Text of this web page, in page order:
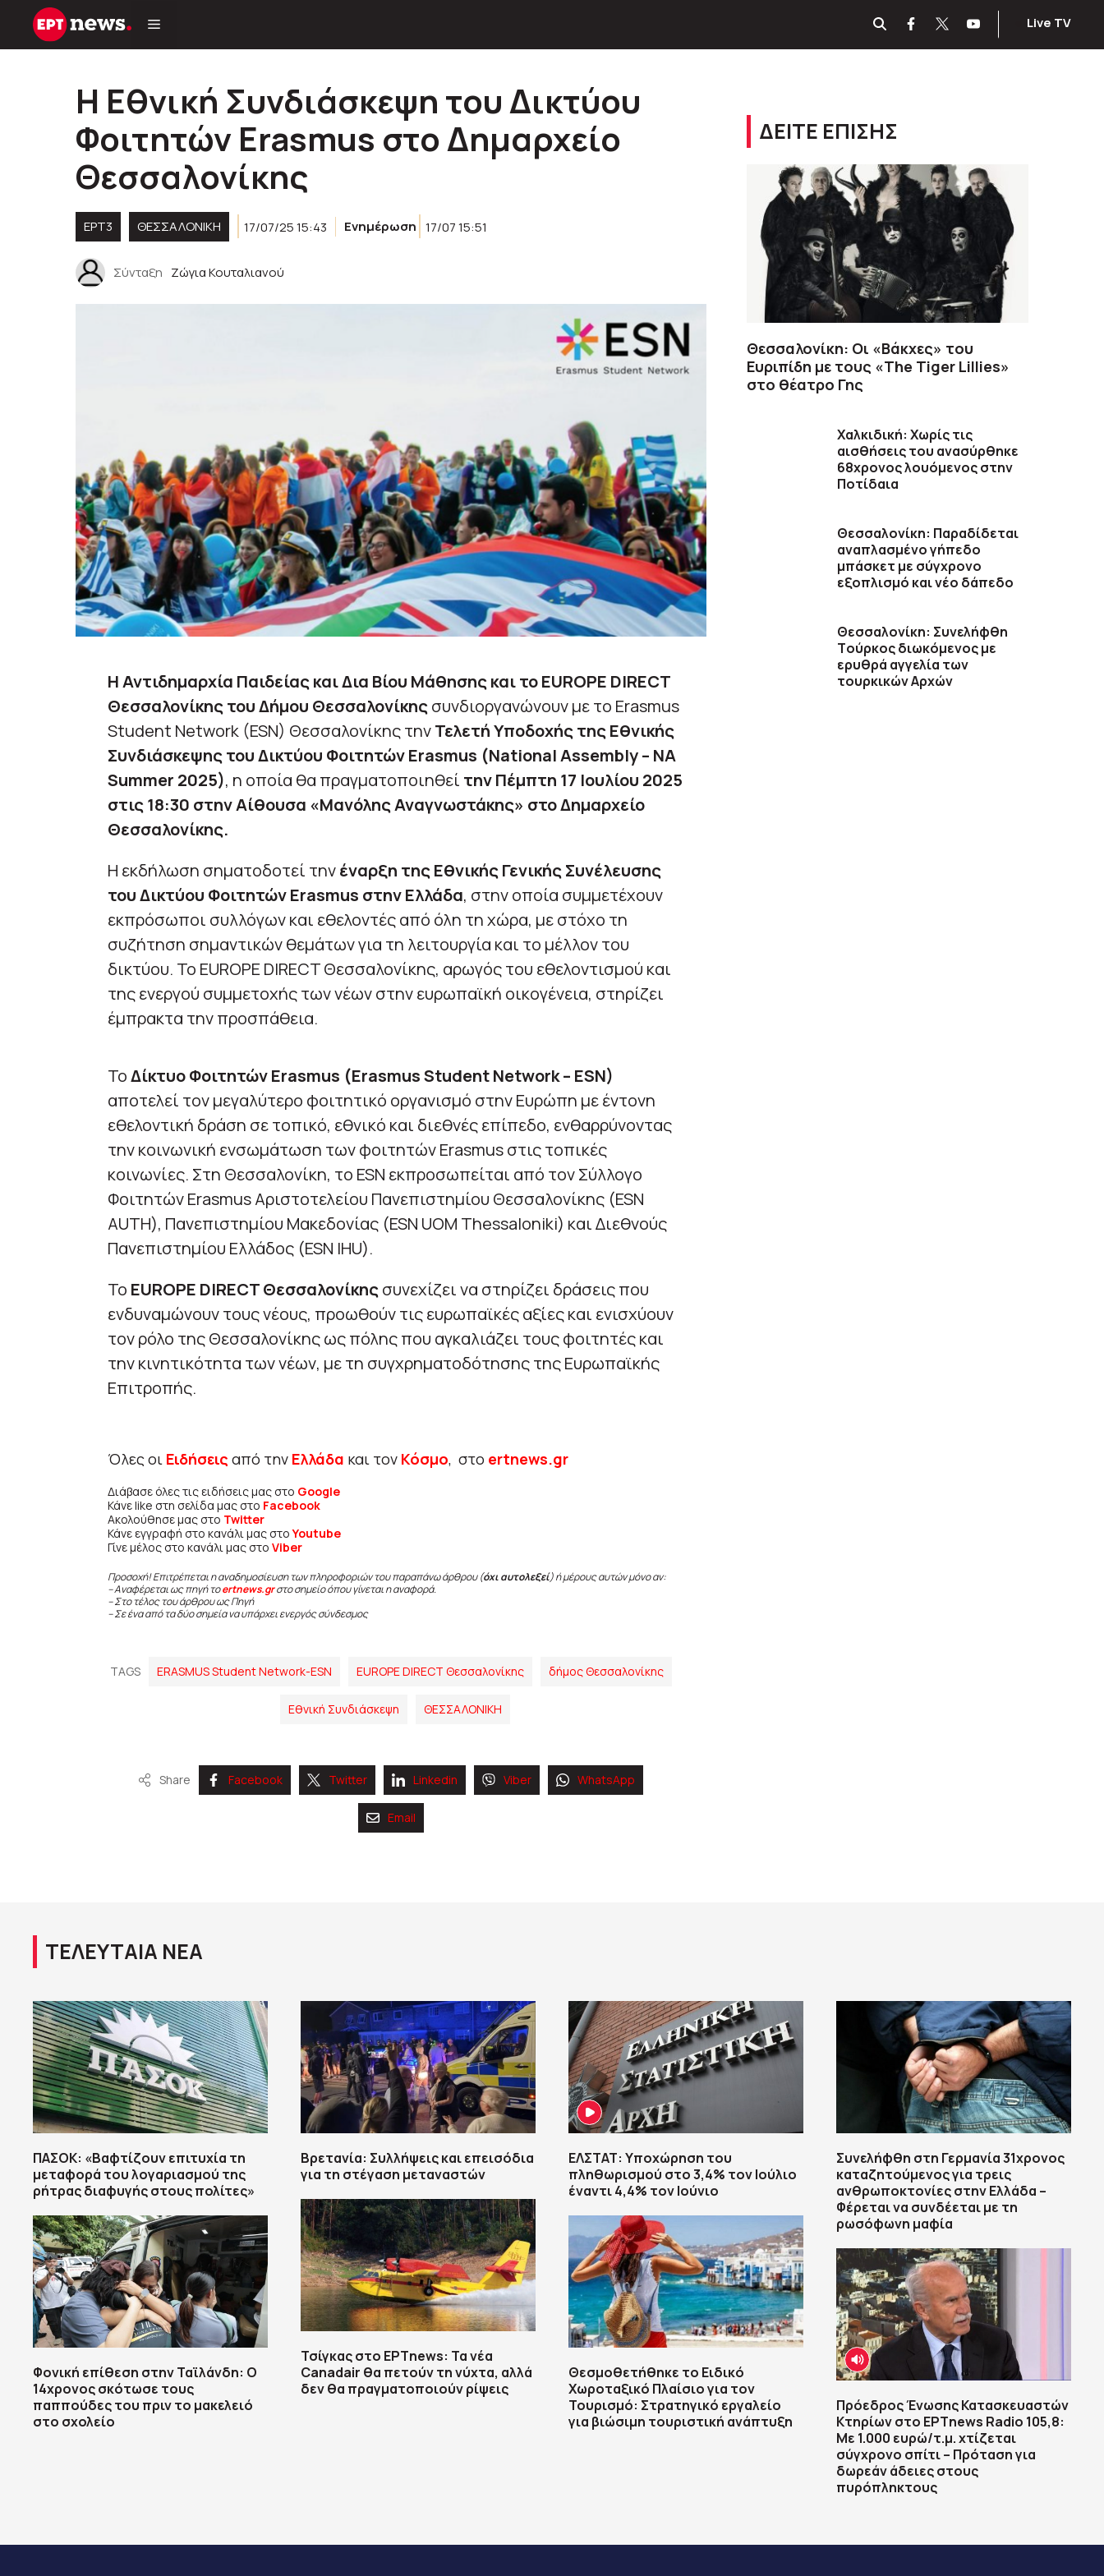
Μετάβαση
Live TV
H Εθνική Συνδιάσκεψη του Δικτύου
Φοιτητών Erasmus στο Δημαρχείο
Θεσσαλονίκης
ΕΡΤ3 ΘΕΣΣΑΛΟΝΙΚΗ 17/07/25 15:43 Ενημέρωση 17/07 15:51
Σύνταξη Ζώγια Κουταλιανού
Η Αντιδημαρχία Παιδείας και Δια Βίου Μάθησης και το EUROPE DIRECT
Θεσσαλονίκης του Δήμου Θεσσαλονίκηςσυνδιοργανώνουν με το Erasmus
Student Network (ESN) Θεσσαλονίκης τηνΤελετή Υποδοχής της Εθνικής
Συνδιάσκεψης του Δικτύου Φοιτητών Erasmus (National Assembly – NA
Summer 2025), η οποία θα πραγματοποιηθεί την Πέμπτη 17 Ιουλίου 2025
στις 18:30 στην Αίθουσα «Μανόλης Αναγνωστάκης» στο Δημαρχείο
Θεσσαλονίκης.
Η εκδήλωση σηματοδοτεί τηνέναρξη της Εθνικής Γενικής Συνέλευσης
του Δικτύου Φοιτητών Erasmus στην Ελλάδα, στην οποία συμμετέχουν
εκπρόσωποι συλλόγων και εθελοντές από όλη τη χώρα, με στόχο τη
συζήτηση σημαντικών θεμάτων για τη λειτουργία και το μέλλον του
δικτύου. Το EUROPE DIRECT Θεσσαλονίκης, αρωγός του εθελοντισμού και
της ενεργού συμμετοχής των νέων στην ευρωπαϊκή οικογένεια, στηρίζει
έμπρακτα την προσπάθεια.
ΤοΔίκτυο Φοιτητών Erasmus (Erasmus Student Network – ESN)
αποτελεί τον μεγαλύτερο φοιτητικό οργανισμό στην Ευρώπη με έντονη
εθελοντική δράση σε τοπικό, εθνικό και διεθνές επίπεδο, ενθαρρύνοντας
την κοινωνική ενσωμάτωση των φοιτητών Erasmus στις τοπικές
κοινωνίες. Στη Θεσσαλονίκη, το ESN εκπροσωπείται από τον Σύλλογο
Φοιτητών Erasmus Αριστοτελείου Πανεπιστημίου Θεσσαλονίκης (ESN
AUTH), Πανεπιστημίου Μακεδονίας (ESN UOM Thessaloniki) και Διεθνούς
Πανεπιστημίου Ελλάδος (ESN IHU).
Το EUROPE DIRECT Θεσσαλονίκηςσυνεχίζει να στηρίζει δράσεις που
ενδυναμώνουν τους νέους, προωθούν τις ευρωπαϊκές αξίες και ενισχύουν
τον ρόλο της Θεσσαλονίκης ως πόλης που αγκαλιάζει τους φοιτητές και
την κινητικότητα των νέων, με τη συγχρηματοδότησης της Ευρωπαϊκής
Επιτροπής.
Όλες οι Ειδήσεις από την Ελλάδα και τον Κόσμο, στο ertnews.gr
Διάβασε όλες τις ειδήσεις μας στο Google
Κάνε like στη σελίδα μας στο Facebook
Ακολούθησε μας στο Twitter
Κάνε εγγραφή στο κανάλι μας στοYoutube
Γίνε μέλος στο κανάλι μας στο Viber
Προσοχή! Επιτρέπεται η αναδημοσίευση των πληροφοριών του παραπάνω άρθρου (όχι αυτολεξεί) ή μέρους αυτών μόνο αν:
– Αναφέρεται ως πηγή τοertnews.gr στο σημείο όπου γίνεται η αναφορά.
– Στο τέλος του άρθρου ως Πηγή
– Σε ένα από τα δύο σημεία να υπάρχει ενεργός σύνδεσμος
TAGS ERASMUS Student Network-ESN EUROPE DIRECT Θεσσαλονίκης δήμος Θεσσαλονίκης
Εθνική Συνδιάσκεψη ΘΕΣΣΑΛΟΝΙΚΗ
Share Facebook Twitter Linkedin Viber WhatsApp
Email
ΔΕΙΤΕ ΕΠΙΣΗΣ
Θεσσαλονίκη: Oι «Βάκχες» του
Ευριπίδη με τους «The Tiger Lillies»
στο θέατρο Γης
Χαλκιδική: Χωρίς τις
αισθήσεις του ανασύρθηκε
68χρονος λουόμενος στην
Ποτίδαια
Θεσσαλονίκη: Παραδίδεται
αναπλασμένο γήπεδο
μπάσκετ με σύγχρονο
εξοπλισμό και νέο δάπεδο
Θεσσαλονίκη: Συνελήφθη
Tούρκος διωκόμενος με
ερυθρά αγγελία των
τουρκικών Αρχών
ΤΕΛΕΥΤΑΙΑ ΝΕΑ
ΠΑΣΟΚ: «Βαφτίζουν επιτυχία τη
μεταφορά του λογαριασμού της
ρήτρας διαφυγής στους πολίτες»
Φονική επίθεση στην Ταϊλάνδη: Ο
14χρονος σκότωσε τους
παππούδες του πριν το μακελειό
στο σχολείο
Βρετανία: Συλλήψεις και επεισόδια
για τη στέγαση μεταναστών
Τσίγκας στο ΕΡΤnews: Τα νέα
Canadair θα πετούν τη νύχτα, αλλά
δεν θα πραγματοποιούν ρίψεις
ΕΛΣΤΑΤ: Υποχώρηση του
πληθωρισμού στο 3,4% τον Ιούλιο
έναντι 4,4% τον Ιούνιο
Θεσμοθετήθηκε το Ειδικό
Χωροταξικό Πλαίσιο για τον
Τουρισμό: Στρατηγικό εργαλείο
για βιώσιμη τουριστική ανάπτυξη
Συνελήφθη στη Γερμανία 31χρονος
καταζητούμενος για τρεις
ανθρωποκτονίες στην Ελλάδα –
Φέρεται να συνδέεται με τη
ρωσόφωνη μαφία
Πρόεδρος Ένωσης Κατασκευαστών
Κτηρίων στο ΕΡΤnews Radio 105,8:
Με 1.000 ευρώ/τ.μ. χτίζεται
σύγχρονο σπίτι – Πρόταση για
δωρεάν άδειες στους
πυρόπληκτους